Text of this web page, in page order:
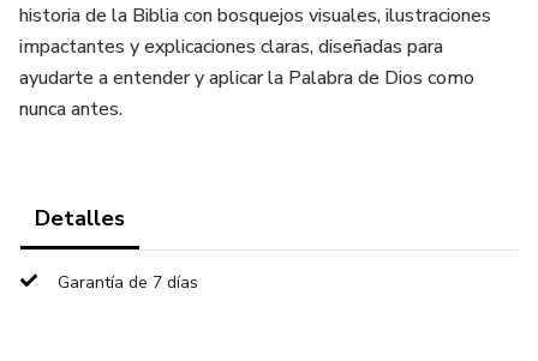
historia de la Biblia con bosquejos visuales, ilustraciones
impactantes y explicaciones claras, diseñadas para
ayudarte a entender y aplicar la Palabra de Dios como
nunca antes.
Detalles
Garantía de 7 días